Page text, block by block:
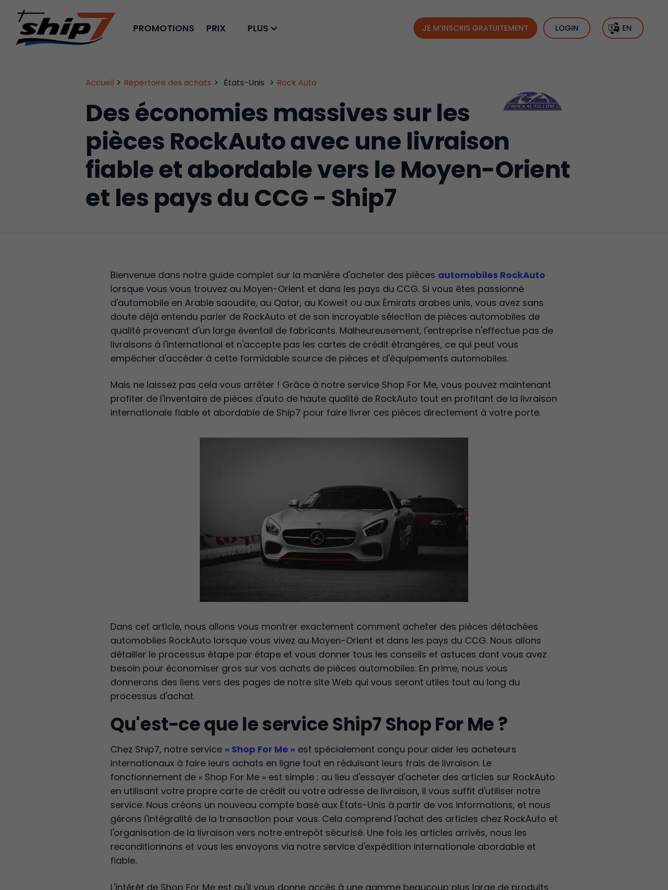
PROMOTIONS PRIX PLUS JE M’INSCRIS GRATUITEMENT LOGIN EN
Accueil > Répertoire des achats > États-Unis > Rock Auto
Des économies massives sur les
pièces RockAuto avec une livraison
fiable et abordable vers le Moyen-Orient
et les pays du CCG - Ship7
Bienvenue dans notre guide complet sur la manière d'acheter des pièces automobiles RockAuto
lorsque vous vous trouvez au Moyen-Orient et dans les pays du CCG. Si vous êtes passionné
d'automobile en Arabie saoudite, au Qatar, au Koweït ou aux Émirats arabes unis, vous avez sans
doute déjà entendu parler de RockAuto et de son incroyable sélection de pièces automobiles de
qualité provenant d'un large éventail de fabricants. Malheureusement, l'entreprise n'effectue pas de
livraisons à l'international et n'accepte pas les cartes de crédit étrangères, ce qui peut vous
empêcher d'accéder à cette formidable source de pièces et d'équipements automobiles.
Mais ne laissez pas cela vous arrêter ! Grâce à notre service Shop For Me, vous pouvez maintenant
profiter de l'inventaire de pièces d'auto de haute qualité de RockAuto tout en profitant de la livraison
internationale fiable et abordable de Ship7 pour faire livrer ces pièces directement à votre porte.
Dans cet article, nous allons vous montrer exactement comment acheter des pièces détachées
automobiles RockAuto lorsque vous vivez au Moyen-Orient et dans les pays du CCG. Nous allons
détailler le processus étape par étape et vous donner tous les conseils et astuces dont vous avez
besoin pour économiser gros sur vos achats de pièces automobiles. En prime, nous vous
donnerons des liens vers des pages de notre site Web qui vous seront utiles tout au long du
processus d'achat.
Qu'est-ce que le service Ship7 Shop For Me ?
Chez Ship7, notre service « Shop For Me » est spécialement conçu pour aider les acheteurs
internationaux à faire leurs achats en ligne tout en réduisant leurs frais de livraison. Le
fonctionnement de « Shop For Me » est simple : au lieu d'essayer d'acheter des articles sur RockAuto
en utilisant votre propre carte de crédit ou votre adresse de livraison, il vous suffit d'utiliser notre
service. Nous créons un nouveau compte basé aux États-Unis à partir de vos informations, et nous
gérons l'intégralité de la transaction pour vous. Cela comprend l'achat des articles chez RockAuto et
l'organisation de la livraison vers notre entrepôt sécurisé. Une fois les articles arrivés, nous les
reconditionnons et vous les envoyons via notre service d'expédition internationale abordable et
fiable.
L'intérêt de Shop For Me est qu'il vous donne accès à une gamme beaucoup plus large de produits